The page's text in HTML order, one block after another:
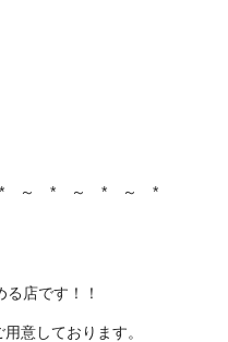
～ * ～ * ～ *
店です！！
意しております。